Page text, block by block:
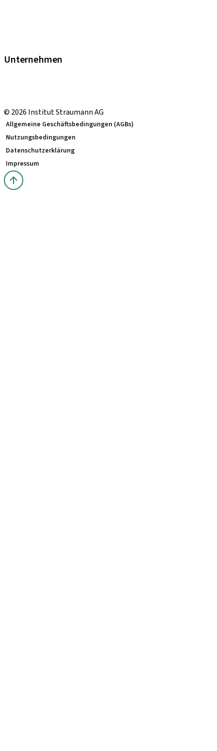
Unternehmen
© 2026 Institut Straumann AG
Allgemeine Geschäftsbedingungen (AGBs)
Nutzungsbedingungen
Datenschutzerklärung
Impressum